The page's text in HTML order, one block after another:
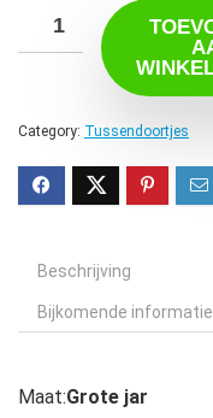
Category: Tussendoortjes
Beschrijving
Bijkomende informatie
Maat:Grote jar